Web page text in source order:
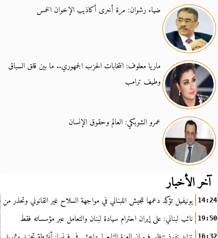
ضياء رشوان: مرة أخرى أكاذيب الإخوان الخمس
ماريا معلوف: انتخابات الحزب الجمهوري.. ما بين قلق السباق
وطيف ترامب
عمرو الشوبكي: العالم وحقوق الإنسان
آخر الأخبار
14:24 يونيفيل تؤكد دعمها للجيش اللبناني في مواجهة السلاح غير القانوني وتحذر من
19:50 نائب لبناني: على إيران احترام سيادة لبنان والتعامل عبر مؤسساته فقط
16:32